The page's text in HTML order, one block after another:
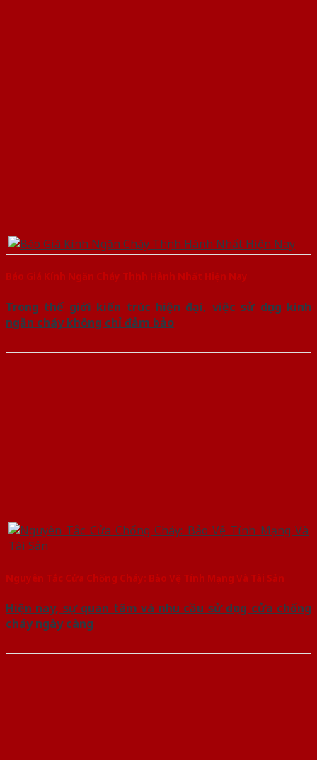
Báo Giá Kính Ngăn Cháy Thịnh Hành Nhất Hiện Nay
Trong thế giới kiến trúc hiện đại, việc sử dụng kính
ngăn cháy không chỉ đảm bảo
Nguyên Tắc Cửa Chống Cháy: Bảo Vệ Tính Mạng Và Tài Sản
Hiện nay, sự quan tâm và nhu cầu sử dụng cửa chống
cháy ngày càng